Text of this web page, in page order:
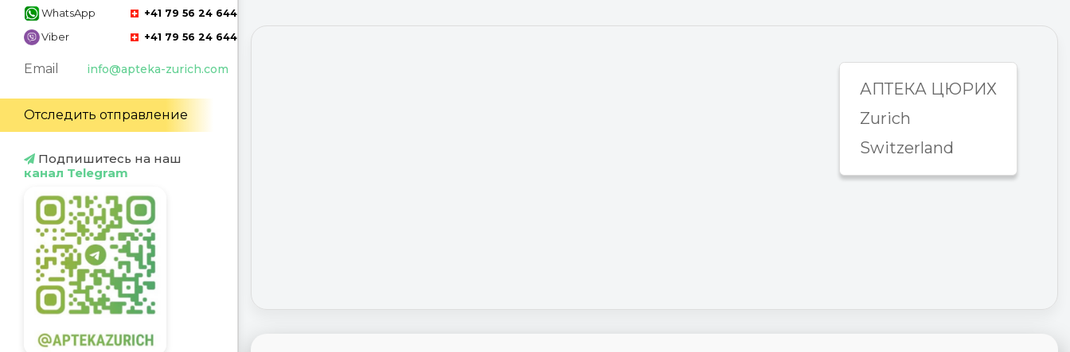
WhatsApp +41 79 56 24 644
Viber +41 79 56 24 644
Email info@apteka-zurich.com
Отследить отправление
Подпишитесь на наш
канал Telegram
АПТЕКА ЦЮРИХ
Zurich
Switzerland